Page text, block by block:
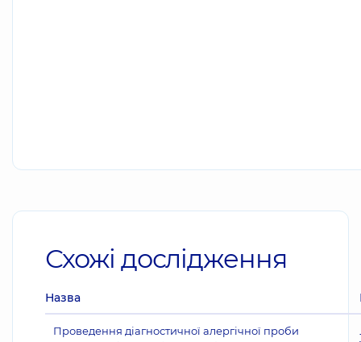
Схожі дослідження
Назва
Проведення діагностичної алергічної проби